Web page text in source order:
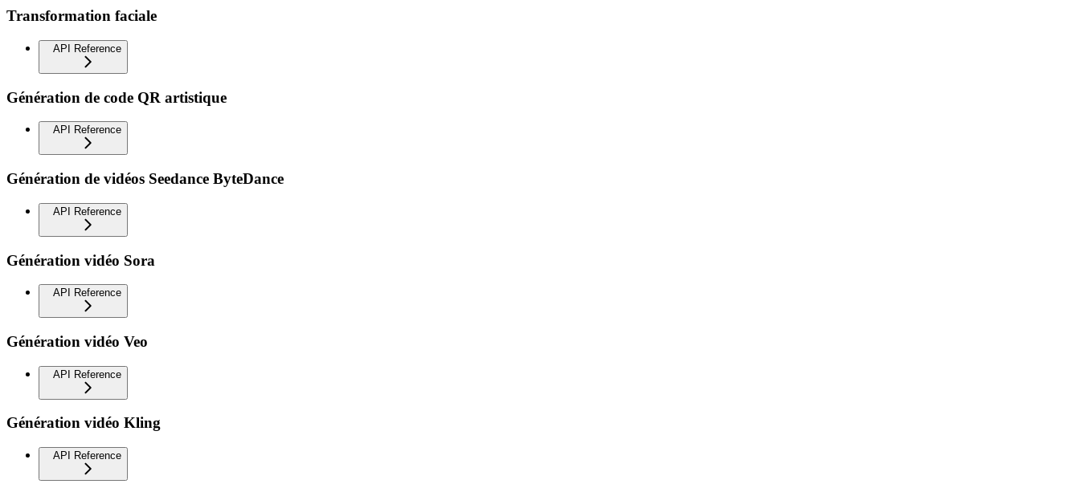
Transformation faciale
API Reference
Génération de code QR artistique
API Reference
Génération de vidéos Seedance ByteDance
API Reference
Génération vidéo Sora
API Reference
Génération vidéo Veo
API Reference
Génération vidéo Kling
API Reference